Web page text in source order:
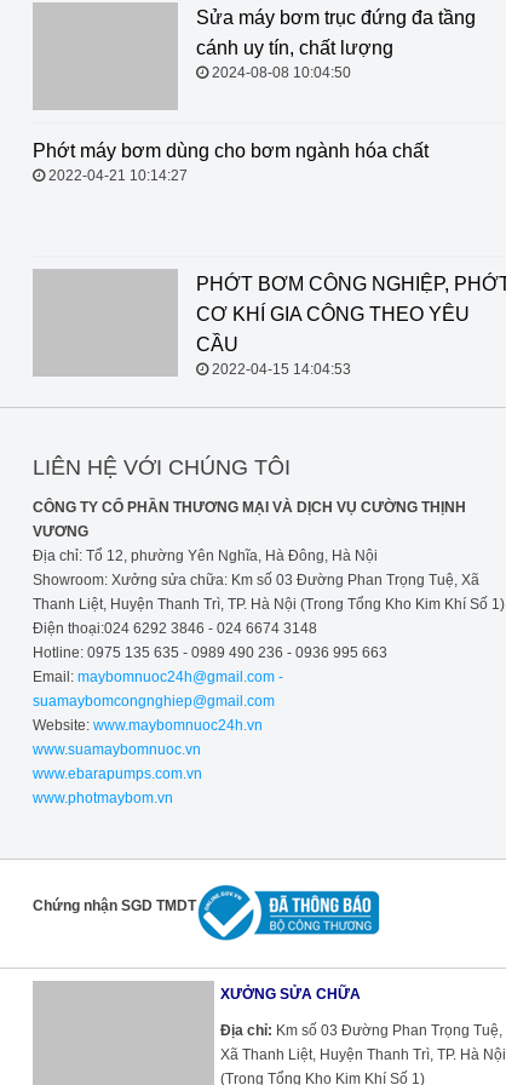
Sửa máy bơm trục đứng đa tầng cánh uy tín, chất
Phớt máy bơm dùng cho bơm
PHỚT BƠM CÔNG NGHIỆP, PHỚT CƠ KHÍ GIA
CÔNG THEO YÊU CẦU
LIÊN HỆ VỚI CHÚNG TÔI
CÔNG TY CỔ PHẦN THƯƠNG MẠI VÀ DỊCH VỤ CƯỜNG THỊNH
VƯƠNG
Địa chỉ: Tổ 12, phường Yên Nghĩa, Hà Đông, Hà Nội
Showroom: Xưởng sửa chữa: Km số 03 Đường Phan Trọng Tuệ, Xã
Thanh Liệt, Huyện Thanh Trì, TP. Hà Nội (Trong Tổng Kho Kim Khí Số 1)
Điện thoại:024 6292 3846 - 024 6674 3148
Hotline: 0975 135 635 - 0989 490 236 - 0936 995 663
Email: maybomnuoc24h@gmail.com -
suamaybomcongnghiep@gmail.com
Website:www.maybomnuoc24h.vn
www.suamaybomnuoc.vn
www.ebarapumps.com.vn
www.photmaybom.vn
Chứng nhận SGD TMDT
XƯỞNG SỬA CHỮA
Địa chỉ: Km số 03 Đường Phan Trọng Tuệ,
Xã Thanh Liệt, Huyện Thanh Trì, TP. Hà Nội
(Trong Tổng Kho Kim Khí Số 1)